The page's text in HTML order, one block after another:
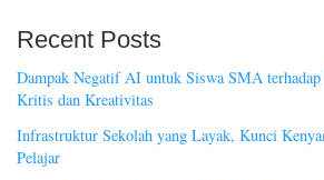
Recent Posts
Dampak Negatif AI untuk Siswa SMA
Kritis dan Kreativitas
Infrastruktur Sekolah yang Layak, Kunci
Pelajar